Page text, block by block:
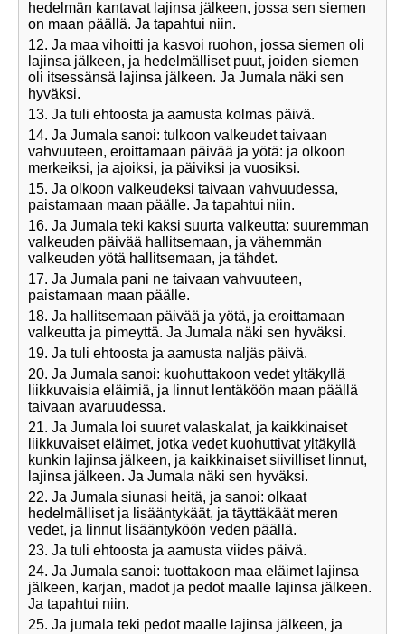
hedelmän kantavat lajinsa jälkeen, jossa sen siemen
on maan päällä. Ja tapahtui niin.
12. Ja maa vihoitti ja kasvoi ruohon, jossa siemen oli
lajinsa jälkeen, ja hedelmälliset puut, joiden siemen
oli itsessänsä lajinsa jälkeen. Ja Jumala näki sen
hyväksi.
13. Ja tuli ehtoosta ja aamusta kolmas päivä.
14. Ja Jumala sanoi: tulkoon valkeudet taivaan
vahvuuteen, eroittamaan päivää ja yötä: ja olkoon
merkeiksi, ja ajoiksi, ja päiviksi ja vuosiksi.
15. Ja olkoon valkeudeksi taivaan vahvuudessa,
paistamaan maan päälle. Ja tapahtui niin.
16. Ja Jumala teki kaksi suurta valkeutta: suuremman
valkeuden päivää hallitsemaan, ja vähemmän
valkeuden yötä hallitsemaan, ja tähdet.
17. Ja Jumala pani ne taivaan vahvuuteen,
paistamaan maan päälle.
18. Ja hallitsemaan päivää ja yötä, ja eroittamaan
valkeutta ja pimeyttä. Ja Jumala näki sen hyväksi.
19. Ja tuli ehtoosta ja aamusta naljäs päivä.
20. Ja Jumala sanoi: kuohuttakoon vedet yltäkyllä
liikkuvaisia eläimiä, ja linnut lentäköön maan päällä
taivaan avaruudessa.
21. Ja Jumala loi suuret valaskalat, ja kaikkinaiset
liikkuvaiset eläimet, jotka vedet kuohuttivat yltäkyllä
kunkin lajinsa jälkeen, ja kaikkinaiset siivilliset linnut,
lajinsa jälkeen. Ja Jumala näki sen hyväksi.
22. Ja Jumala siunasi heitä, ja sanoi: olkaat
hedelmälliset ja lisääntykäät, ja täyttäkäät meren
vedet, ja linnut lisääntyköön veden päällä.
23. Ja tuli ehtoosta ja aamusta viides päivä.
24. Ja Jumala sanoi: tuottakoon maa eläimet lajinsa
jälkeen, karjan, madot ja pedot maalle lajinsa jälkeen.
Ja tapahtui niin.
25. Ja jumala teki pedot maalle lajinsa jälkeen, ja